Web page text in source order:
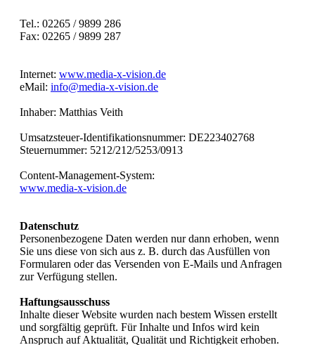
Tel.: 02265 / 9899 286
Fax: 02265 / 9899 287
Internet: www.media-x-vision.de
eMail: info@media-x-vision.de
Inhaber: Matthias Veith
Umsatzsteuer-Identifikationsnummer: DE223402768
Steuernummer: 5212/212/5253/0913
Content-Management-System:
www.media-x-vision.de
Datenschutz
Personenbezogene Daten werden nur dann erhoben, wenn
Sie uns diese von sich aus z. B. durch das Ausfüllen von
Formularen oder das Versenden von E-Mails und Anfragen
zur Verfügung stellen.
Haftungsausschuss
Inhalte dieser Website wurden nach bestem Wissen erstellt
und sorgfältig geprüft. Für Inhalte und Infos wird kein
Anspruch auf Aktualität, Qualität und Richtigkeit erhoben.